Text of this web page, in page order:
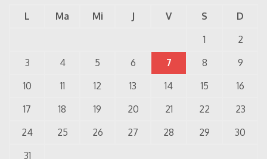
L Ma Mi J V S
D
1
2
3
4 5 6 7 8
9
10
11 12 13 14 15
16
17
18 19 20 21 22
23
24
25 26 27 28 29
30
31